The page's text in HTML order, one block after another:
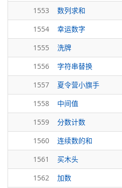
1553 数列求和
1554 幸运数字
1555 洗牌
1556 字符串替换
1557 夏令营小旗手
1558 中间值
1559 分数计数
1560 连续数的和
1561 买木头
1562 加数